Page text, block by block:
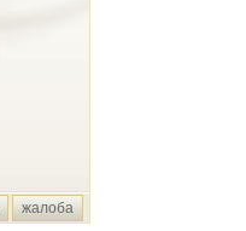
жалоба